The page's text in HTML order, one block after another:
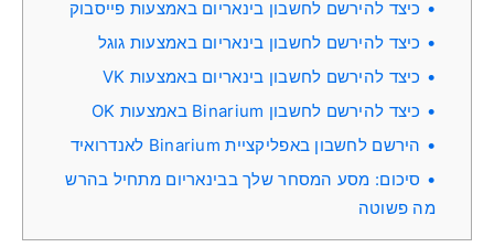
כיצד להירשם לחשבון בינאריום באמצעות פייסבוק
כיצד להירשם לחשבון בינאריום באמצעות גוגל
כיצד להירשם לחשבון בינאריום באמצעות VK
כיצד להירשם לחשבון Binarium באמצעות OK
הירשם לחשבון באפליקציית Binarium לאנדרואיד
סיכום: מסע המסחר שלך בבינאריום מתחיל בהרש
מה פשוטה